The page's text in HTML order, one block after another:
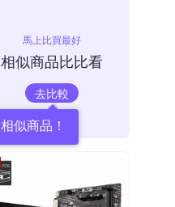
馬上比買最好
相似商品比比看
去比較